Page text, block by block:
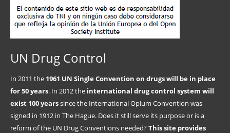
UN Drug Control
In 2011 the 1961 UN Single Convention on drugs will be in place
for 50 years. In 2012 the international drug control system will
exist 100 yearssince the International Opium Convention was
signed in 1912 in The Hague. Does it still serve its purpose or is a
reform of the UN Drug Conventions needed?This site provides